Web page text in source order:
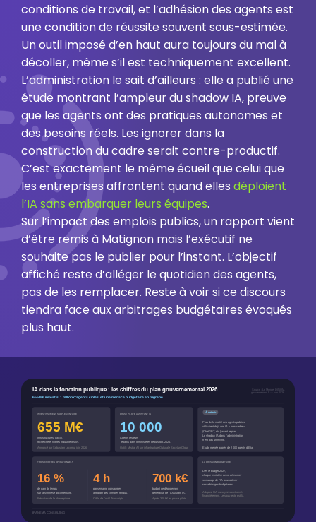
conditions de travail, et l’adhésion des agents est
une condition de réussite souvent sous-estimée.
Un outil imposé d’en haut aura toujours du mal à
décoller, même s’il est techniquement excellent.
L’administration le sait d’ailleurs : elle a publié une
étude montrant l’ampleur du shadow IA, preuve
que les agents ont des pratiques autonomes et
des besoins réels. Les ignorer dans la
construction du cadre serait contre-productif.
C’est exactement le même écueil que celui que
les entreprises affrontent quand elles déploient
l’IA sans embarquer leurs équipes.
Sur l’impact des emplois publics, un rapport vient
d’être remis à Matignon mais l’exécutif ne
souhaite pas le publier pour l’instant. L’objectif
affiché reste d’alléger le quotidien des agents,
pas de les remplacer. Reste à voir si ce discours
tiendra face aux arbitrages budgétaires évoqués
plus haut.